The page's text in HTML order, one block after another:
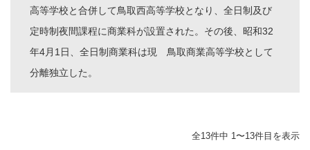
高等学校と合併して鳥取西高等学校となり、全日制及び
定時制夜間課程に商業科が設置された。その後、昭和32
年4月1日、全日制商業科は現 鳥取商業高等学校として
分離独立した。
全13件中 1〜13件目を表示